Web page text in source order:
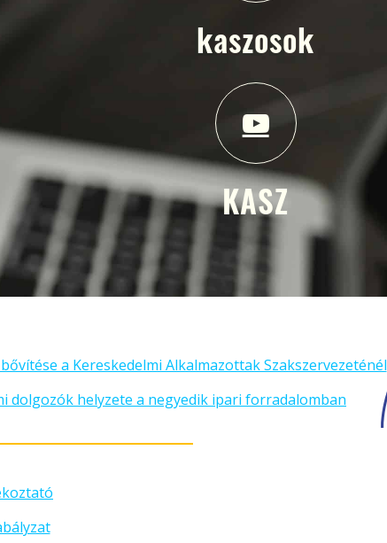
kaszosok
KASZ
a Kereskedelmi Alkalmazottak Szakszervezeténél
dolgozók helyzete a negyedik ipari forradalomban